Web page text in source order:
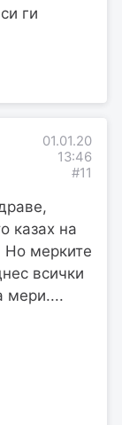
ги
01.01.20
13:46
#11
казах на
Но мерките
всички
мери....